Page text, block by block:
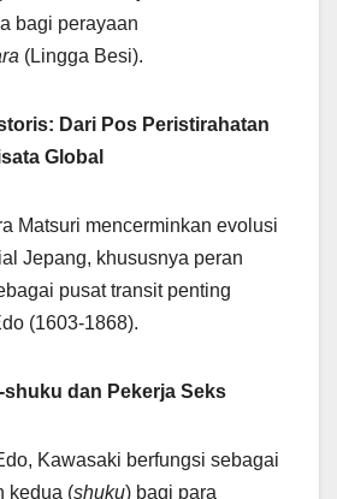
bagi perayaan
(Lingga Besi).
Dari Pos Peristirahatan
Global
Matsuri mencerminkan evolusi
Jepang, khususnya peran
pusat transit penting
(1603-1868).
shuku dan Pekerja Seks
Kawasaki berfungsi sebagai
kedua (shuku) bagi para